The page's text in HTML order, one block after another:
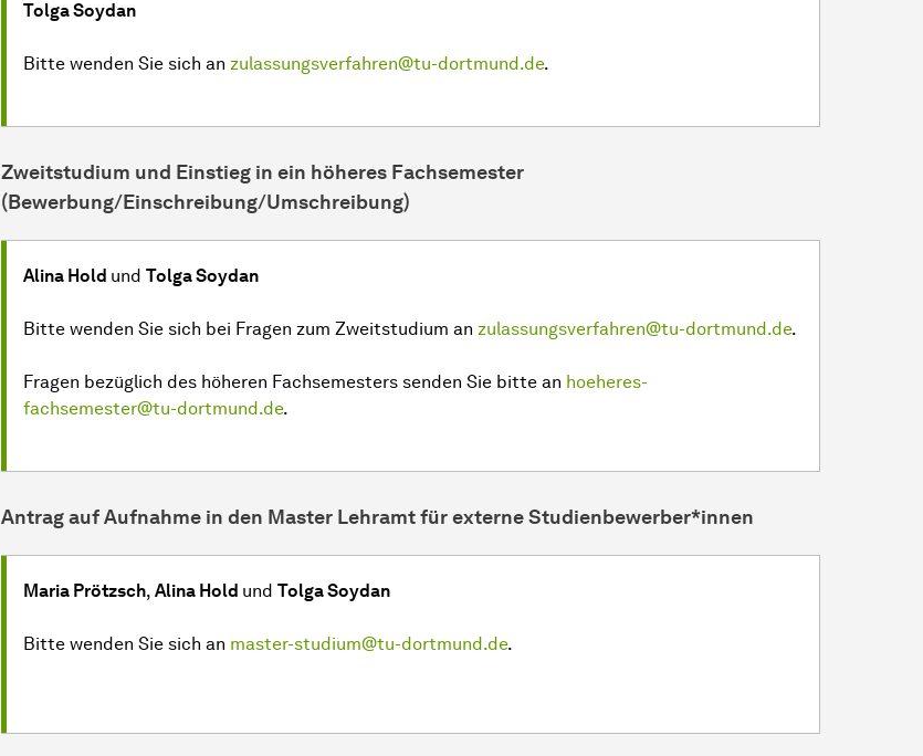
Tolga Soydan
Bitte wenden Sie sich an zulassungsverfahren@tu-dortmund.de.
Zweitstudium und Einstieg in ein höheres Fachsemester
(Bewerbung/Einschreibung/Umschreibung)
Alina Hold und Tolga Soydan
Bitte wenden Sie sich bei Fragen zum Zweitstudium an zulassungsverfahren@tu-dortmund.de.
Fragen bezüglich des höheren Fachsemesters senden Sie bitte an hoeheres-
fachsemester@tu-dortmund.de.
Antrag auf Aufnahme in den Master Lehramt für externe Studienbewerber*innen
Maria Prötzsch, Alina Hold und Tolga Soydan
Bitte wenden Sie sich an master-studium@tu-dortmund.de.